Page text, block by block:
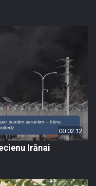
00:02:12
Irānai